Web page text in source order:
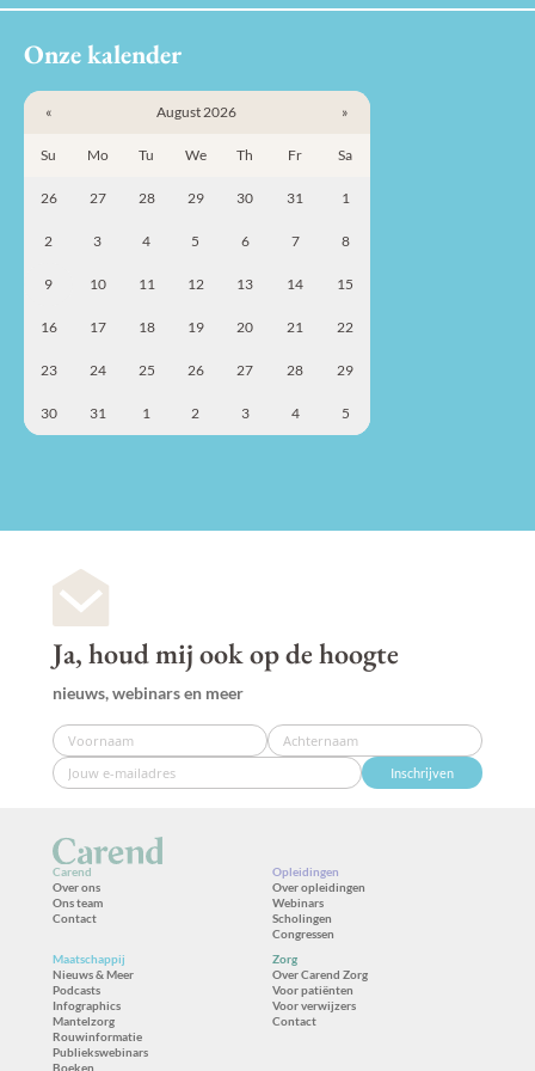
Onze kalender
« August 2026 »
Su Mo Tu We Th Fr Sa
26 27 28 29 30 31 1
2 3 4 5 6 7 8
9 10 11 12 13 14 15
16 17 18 19 20 21 22
23 24 25 26 27 28 29
30 31 1 2 3 4 5
Ja, houd mij ook op de hoogte
nieuws, webinars en meer
Inschrijven
Carend
Over ons
Ons team
Contact
Opleidingen
Over opleidingen
Webinars
Scholingen
Congressen
Maatschappij
Nieuws & Meer
Podcasts
Infographics
Mantelzorg
Rouwinformatie
Publiekswebinars
Boeken
Zorg
Over Carend Zorg
Voor patiënten
Voor verwijzers
Contact